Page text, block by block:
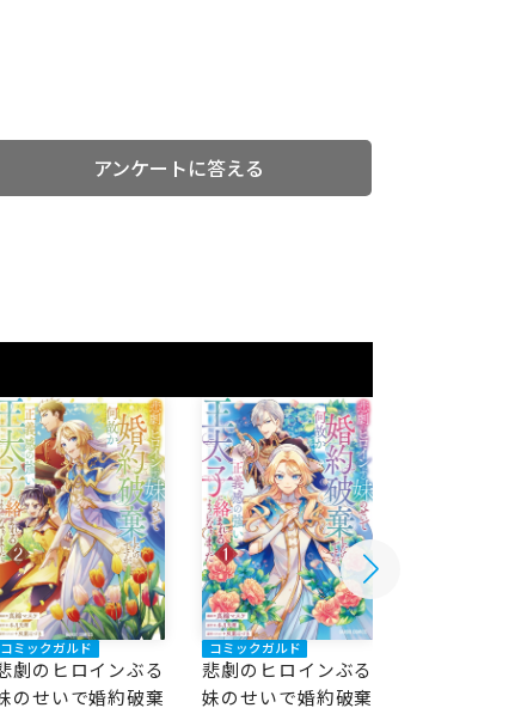
アンケートに答える
コミックガルド
劇のヒロインぶる
のせいで婚約破棄
コミックガルド
悲劇のヒロインぶる
妹のせいで婚約破棄